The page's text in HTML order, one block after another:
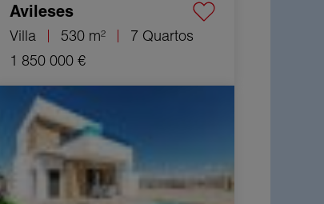
Avileses
Villa 530 m²
7 Quartos
1 850 000 €
Venda Villa Polop 5 Quartos 124 m²